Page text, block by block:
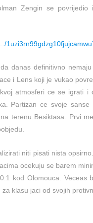
Zengin se
danas definitivno
i Lens koji je vukao
atmosferi ce se igrati i
Partizan ce svoje
terenu Besiktasa. Prvi
niti pisati nista
ocekuju se barem
kod Olomouca. Veceas
klasu jaci od svojih